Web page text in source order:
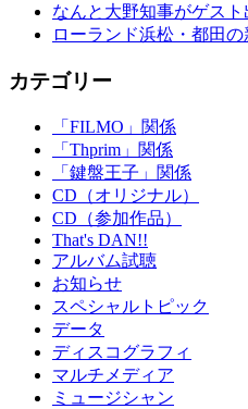
なんと大野知事がゲスト
ローランド浜松・都田の
カテゴリー
「FILMO」関係
「Thprim」関係
「鍵盤王子」関係
CD（オリジナル）
CD（参加作品）
That's DAN!!
アルバム試聴
お知らせ
スペシャルトピック
データ
ディスコグラフィ
マルチメディア
ミュージシャン